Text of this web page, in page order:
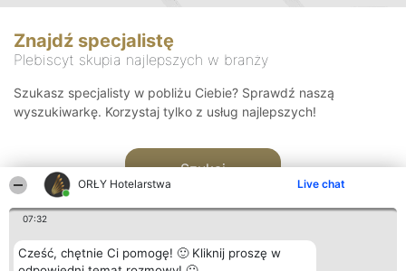
ORŁY Hotelarstwa Live chat
07:32
Cześć, chętnie Ci pomogę! 🙂 Kliknij proszę w
Znajdź specjalistę
Plebiscyt skupia najlepszych w branży
Szukasz specjalisty w pobliżu Ciebie? Sprawdź naszą
wyszukiwarkę. Korzystaj tylko z usług najlepszych!
Szukaj